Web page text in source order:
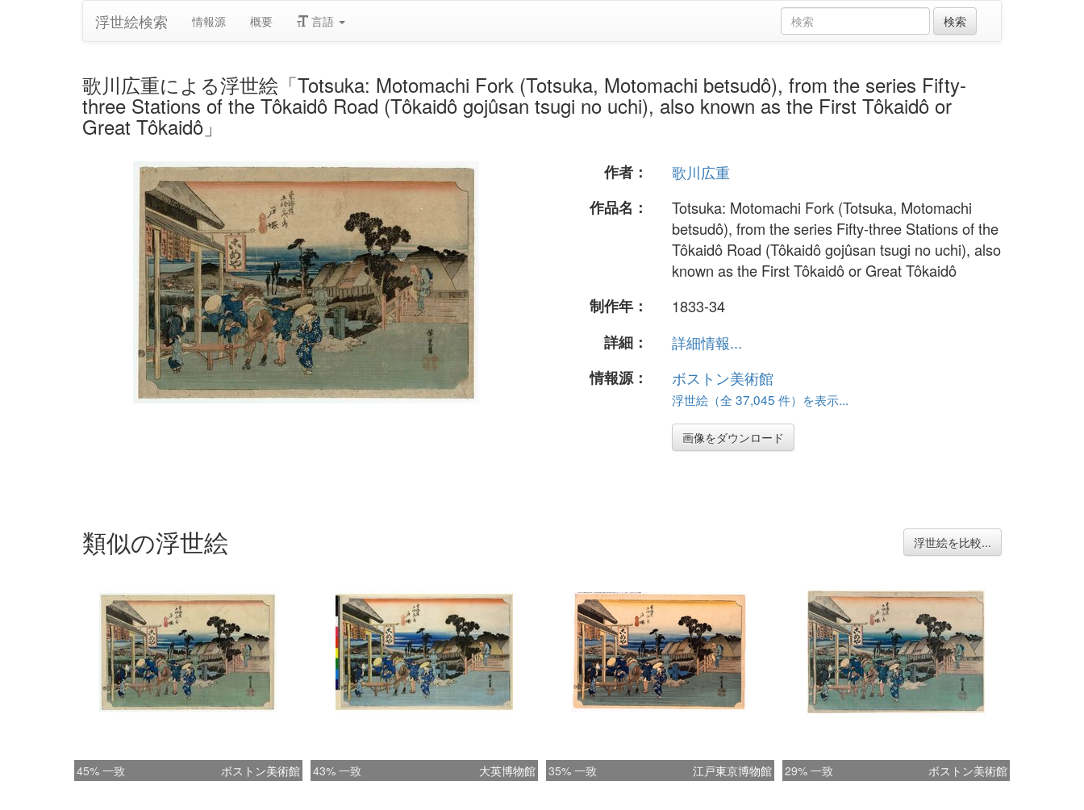
浮世絵検索 情報源 概要 言語
歌川広重による浮世絵「Totsuka: Motomachi Fork (Totsuka, Motomachi betsudô), from the series Fifty-
three Stations of the Tôkaidô Road (Tôkaidô gojûsan tsugi no uchi), also known as the First Tôkaidô or
Great Tôkaidô」
作者：
歌川広重
作品名：
Totsuka: Motomachi Fork (Totsuka, Motomachi
betsudô), from the series Fifty-three Stations of the
Tôkaidô Road (Tôkaidô gojûsan tsugi no uchi), also
known as the First Tôkaidô or Great Tôkaidô
制作年：
1833-34
詳細：
詳細情報...
情報源：
ボストン美術館
浮世絵（全 37,045 件）を表示...
画像をダウンロード
類似の浮世絵 浮世絵を比較...
45% 一致 ボストン美術館 43% 一致 大英博物館 35% 一致 江戸東京博物館 29% 一致 ボストン美術館